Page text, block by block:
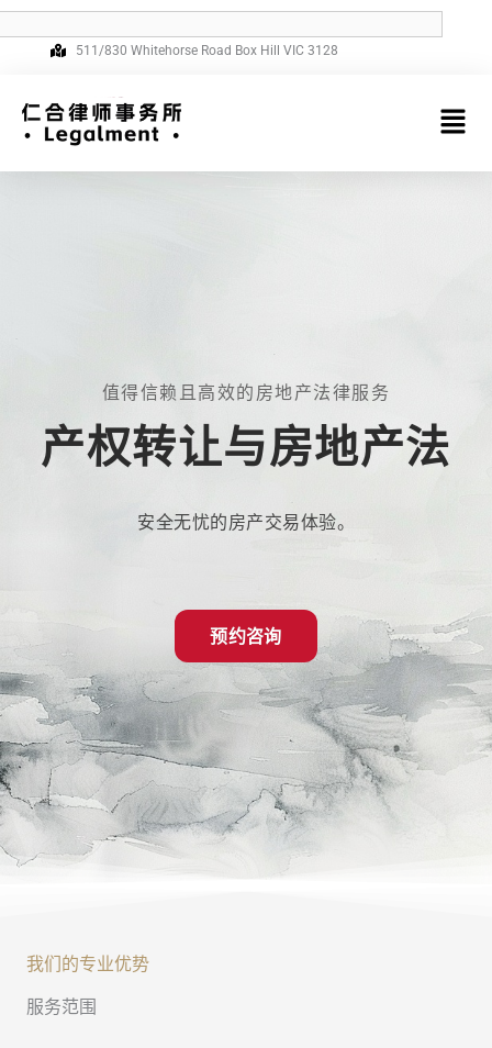
跳
至
511/830 Whitehorse Road Box Hill VIC 3128
菜
单
值得信赖且高效的房地产法律服务
产权转让与房地产法
安全无忧的房产交易体验。
预约咨询
我们的专业优势
服务范围